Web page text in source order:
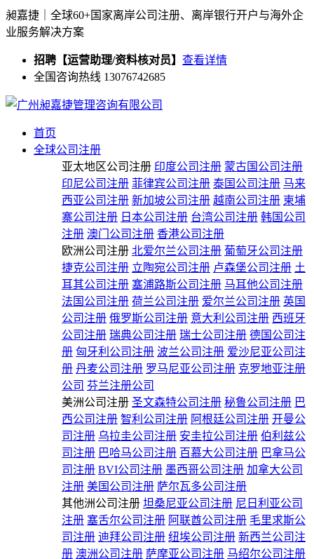
昶嘉捷｜全球60+国家离岸公司注册、离岸银行开户与海外企
业服务解决方案
招聘【运营助理/资料核对员】 查看详情
全国咨询热线 13076742685
首页
全球公司注册
亚太地区公司注册 印度公司注册 蒙古国公司注册
印尼公司注册 菲律宾公司注册 泰国公司注册 马来
西亚公司注册 新加坡公司注册 越南公司注册 柬埔
寨公司注册 日本公司注册 台湾公司注册 韩国公司
注册 澳门公司注册 香港公司注册
欧洲公司注册 北爱尔兰公司注册 葡萄牙公司注册
捷克公司注册 立陶宛公司注册 卢森堡公司注册 土
耳其公司注册 塞浦路斯公司注册 马耳他公司注册
法国公司注册 荷兰公司注册 爱尔兰公司注册 英国
公司注册 俄罗斯公司注册 意大利公司注册 西班牙
公司注册 瑞典公司注册 瑞士公司注册 德国公司注
册 匈牙利公司注册 波兰公司注册 爱沙尼亚公司注
册 丹麦公司注册 罗马尼亚公司注册 克罗地亚注册
公司 芬兰注册公司
美洲公司注册 圣文森特公司注册 秘鲁公司注册 巴
西公司注册 智利公司注册 阿根廷公司注册 开曼公
司注册 乌拉圭公司注册 安圭拉公司注册 伯利兹公
司注册 巴哈马公司注册 百慕大公司注册 巴拿马公
司注册 BVI公司注册 墨西哥公司注册 加拿大公司
注册 美国公司注册 萨尔瓦多公司注册
其他洲公司注册 坦桑尼亚公司注册 尼日利亚公司
注册 塞舌尔公司注册 阿联酋公司注册 毛里求斯公
司注册 迪拜公司注册 纽埃公司注册 新西兰公司注
册 澳洲公司注册 萨摩亚公司注册 马绍尔公司注册